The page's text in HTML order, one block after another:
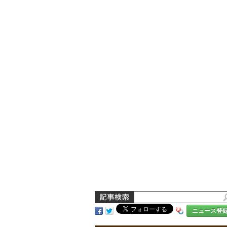
ニュース登